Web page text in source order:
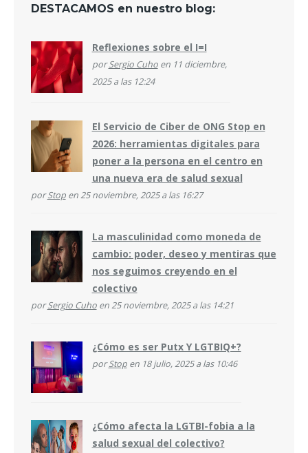
DESTACAMOS en nuestro blog:
Reflexiones sobre el I=I
porSergio Cuhoen 11 diciembre,
2025 a las 12:24
El Servicio de Ciber de ONG Stop en
2026: herramientas digitales para
poner a la persona en el centro en
una nueva era de salud sexual
porStopen 25 noviembre, 2025 a las 16:27
La masculinidad como moneda de
cambio: poder, deseo y mentiras que
nos seguimos creyendo en el
colectivo
porSergio Cuhoen 25 noviembre, 2025 a las 14:21
¿Cómo es ser Putx Y LGTBIQ+?
porStopen 18 julio, 2025 a las 10:46
¿Cómo afecta la LGTBI-fobia a la
salud sexual del colectivo?